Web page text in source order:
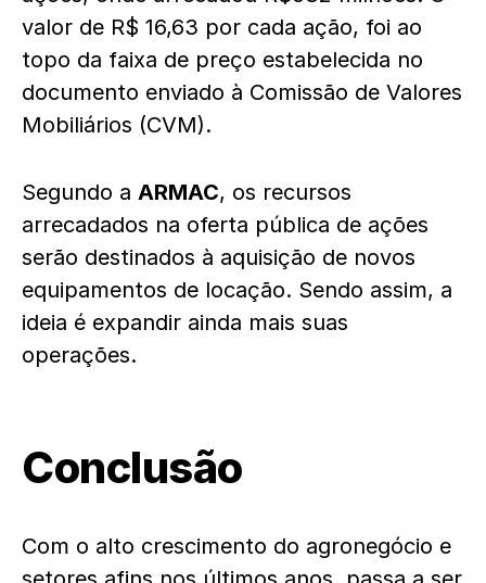
valor de R$ 16,63 por cada ação, foi ao
topo da faixa de preço estabelecida no
documento enviado à Comissão de Valores
Mobiliários (CVM).
Segundo a ARMAC, os recursos
arrecadados na oferta pública de ações
serão destinados à aquisição de novos
equipamentos de locação. Sendo assim, a
ideia é expandir ainda mais suas
operações.
Conclusão
Com o alto crescimento do agronegócio e